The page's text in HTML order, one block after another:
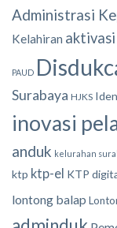
Administrasi
Kelahiran
PAUD
Surabaya HJKS
inovasi
anduk kelurahan
ktp ktp-el KTP
lontong balap